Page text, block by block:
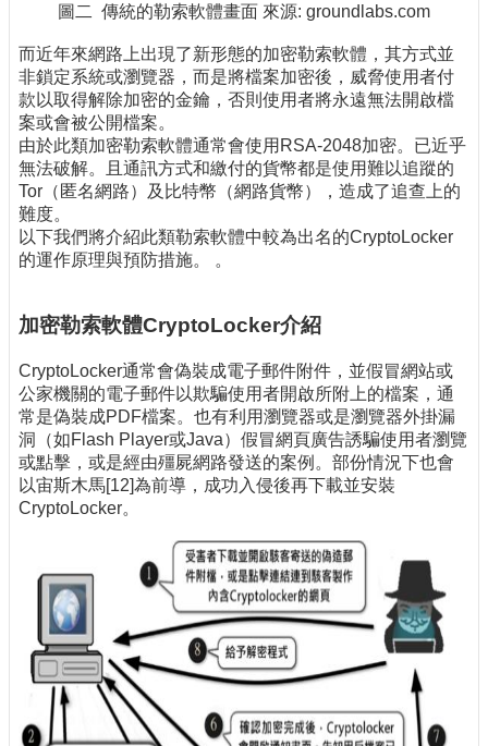
圖二 傳統的勒索軟體畫面 來源: groundlabs.com
而近年來網路上出現了新形態的加密勒索軟體，其方式並
非鎖定系統或瀏覽器，而是將檔案加密後，威脅使用者付
款以取得解除加密的金鑰，否則使用者將永遠無法開啟檔
案或會被公開檔案。
由於此類加密勒索軟體通常會使用RSA-2048加密。已近乎
無法破解。且通訊方式和繳付的貨幣都是使用難以追蹤的
Tor（匿名網路）及比特幣（網路貨幣），造成了追查上的
難度。
以下我們將介紹此類勒索軟體中較為出名的CryptoLocker
的運作原理與預防措施。 。
加密勒索軟體CryptoLocker介紹
CryptoLocker通常會偽裝成電子郵件附件，並假冒網站或
公家機關的電子郵件以欺騙使用者開啟所附上的檔案，通
常是偽裝成PDF檔案。也有利用瀏覽器或是瀏覽器外掛漏
洞（如Flash Player或Java）假冒網頁廣告誘騙使用者瀏覽
或點擊，或是經由殭屍網路發送的案例。部份情況下也會
以宙斯木馬[12]為前導，成功入侵後再下載並安裝
CryptoLocker。